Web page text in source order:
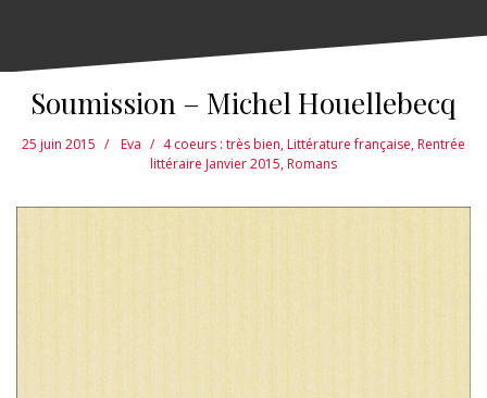
Soumission – Michel Houellebecq
25 juin 2015 Eva 4 coeurs : très bien,Littérature française,Rentrée
littéraire Janvier 2015,Romans